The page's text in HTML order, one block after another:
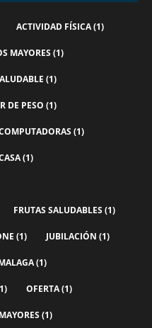
ACTIVIDAD FÍSICA(1)
MAYORES (1)
(1)
DE PESO (1)
(1)
(1)
FRUTAS SALUDABLES (1)
(1) JUBILACIÓN (1)
(1)
OFERTA(1)
(1)